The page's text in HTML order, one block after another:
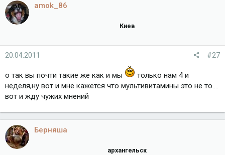
amok_86
Киев
20.04.2011 #27
о так вы почти такие же как и мы
только нам 4 и
неделя,ну вот и мне кажется что мультивитамины это не то....
вот и жду чужих мнений
Берняша
архангельск